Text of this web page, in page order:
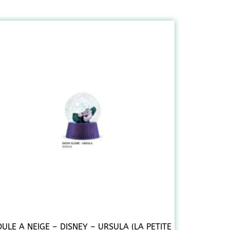
A NEIGE – DISNEY – URSULA (LA PETITE